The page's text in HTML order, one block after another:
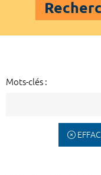
Mots-clés :